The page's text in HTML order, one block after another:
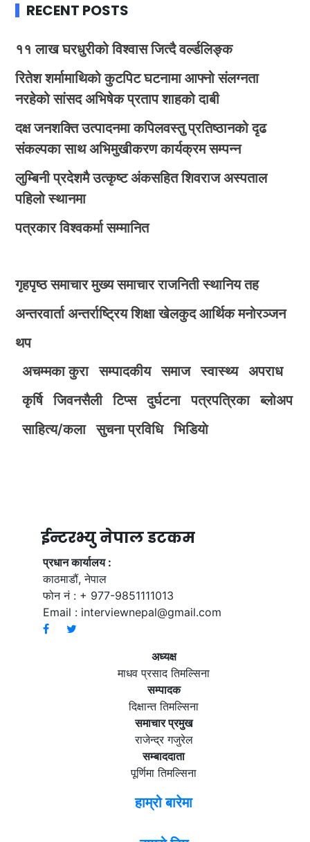
RECENT POSTS
११ लाख घरधुरीको विश्वास जित्दै वर्ल्डलिङ्क
रितेश शर्मामाथिको कुटपिट घटनामा आफ्नो संलग्नता
नरहेको सांसद अभिषेक प्रताप शाहको दाबी
दक्ष जनशक्ति उत्पादनमा कपिलवस्तु प्रतिष्ठानको दृढ
संकल्पका साथ अभिमुखीकरण कार्यक्रम सम्पन्न
लुम्बिनी प्रदेशमै उत्कृष्ट अंकसहित शिवराज अस्पताल
पहिलो स्थानमा
पत्रकार विश्वकर्मा सम्मानित
गृहपृष्ठ समाचार मुख्य समाचार राजनिती स्थानिय तह
अन्तरवार्ता अन्तर्राष्ट्रिय शिक्षा खेलकुद आर्थिक मनोरञ्जन
थप
अचम्मका कुरा
सम्पादकीय समाज स्वास्थ्य
अपराध
कृर्षि
जिवनसैली टिप्स दुर्घटना पत्रपत्रिका
ब्लोअप
साहित्य/कला
सुचना प्रविधि भिडियाे
ईन्टरभ्यु नेपाल डटकम
प्रधान कार्यालय :
काठमाडौं, नेपाल
फोन नं : + 977-9851111013
Email : interviewnepal@gmail.com
अध्यक्ष
माधव प्रसाद तिमल्सिना
सम्पादक
दिक्षान्त तिमल्सिना
समाचार प्रमुख
राजेन्द्र गजुरेल
सम्बाददाता
पूर्णिमा तिमल्सिना
हाम्रो बारेमा